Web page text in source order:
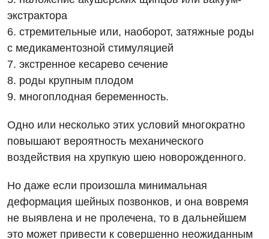
УЗИ
Эндоскопическое отделение
Для взрослых
Акушерство и гинекология
Андрология
Бесплатные услуги
Гастроэнтерология
Офтальмологическое отделение
Педиатрическое отделение
Скорая медицинская помощь
Терапевтическое отделение
Хирургическое отделение
Эндоскопическое отделение
Украинский
экстрактора
6. стремительные или, наоборот, затяжные роды
с медикаментозной стимуляцией
7. экстренное кесарево сечение
8. роды крупным плодом
9. многоплодная беременность.
Одно или несколько этих условий многократно
повышают вероятность механического
воздействия на хрупкую шею новорожденного.
Но даже если произошла минимальная
деформация шейных позвонков, и она вовремя
не выявлена и не пролечена, то в дальнейшем
это может привести к совершенно неожиданным